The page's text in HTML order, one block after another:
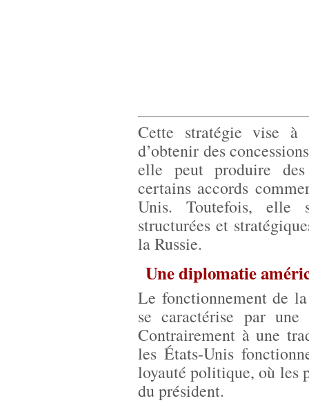
Cette stratégie vise à
d’obtenir des
elle peut produire
certains accords
Unis. Toutefois, elle
structurées et
la Russie.
Une diplomatie
Le fonctionnement de
se caractérise par
Contrairement à une
les États-Unis
loyauté politique, où les
du président.